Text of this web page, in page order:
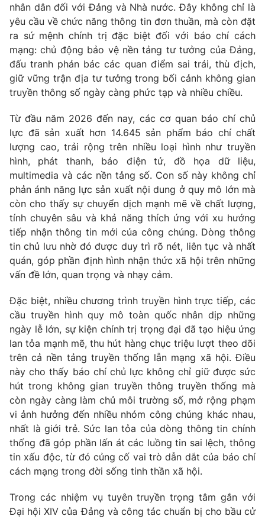
Theo dõi báo trên
Cơ quan chủ quản:Đài Truyền hình Việt Nam
Cơ quan báo chí:Thời báo VTV
Giấy phép hoạt động báo in và báo điện tử số 483/GP-BTTTT
Tổng Biên tập: Vũ Thanh Thủy
Phó Tổng Biên tập:
Nguyễn Thị Mỹ Hạnh, Phạm Quốc Thắng,
Nguyễn Trọng Ninh
Tổng đài VTV:
024.38 355 931 - 024.38 355 932
Ðiện thoại Thời báo VTV:
024.66 897 897
Email:toasoan@vtv.vn
Liên hệ quảng cáo: 024-7300.7108
® Cấm sao chép dưới mọi hình thức nếu không có sự chấp
thuận bằng văn bản. Ghi rõ nguồn VTV.vn khi phát hành lại
thông tin từ website này.
nhân dân đối với Đảng và Nhà nước. Đây không chỉ là
yêu cầu về chức năng thông tin đơn thuần, mà còn đặt
ra sứ mệnh chính trị đặc biệt đối với báo chí cách
mạng: chủ động bảo vệ nền tảng tư tưởng của Đảng,
đấu tranh phản bác các quan điểm sai trái, thù địch,
giữ vững trận địa tư tưởng trong bối cảnh không gian
truyền thông số ngày càng phức tạp và nhiều chiều.
Từ đầu năm 2026 đến nay, các cơ quan báo chí chủ
lực đã sản xuất hơn 14.645 sản phẩm báo chí chất
lượng cao, trải rộng trên nhiều loại hình như truyền
hình, phát thanh, báo điện tử, đồ họa dữ liệu,
multimedia và các nền tảng số. Con số này không chỉ
phản ánh năng lực sản xuất nội dung ở quy mô lớn mà
còn cho thấy sự chuyển dịch mạnh mẽ về chất lượng,
tính chuyên sâu và khả năng thích ứng với xu hướng
tiếp nhận thông tin mới của công chúng. Dòng thông
tin chủ lưu nhờ đó được duy trì rõ nét, liên tục và nhất
quán, góp phần định hình nhận thức xã hội trên những
vấn đề lớn, quan trọng và nhạy cảm.
Đặc biệt, nhiều chương trình truyền hình trực tiếp, các
cầu truyền hình quy mô toàn quốc nhân dịp những
ngày lễ lớn, sự kiện chính trị trọng đại đã tạo hiệu ứng
lan tỏa mạnh mẽ, thu hút hàng chục triệu lượt theo dõi
trên cả nền tảng truyền thống lẫn mạng xã hội. Điều
này cho thấy báo chí chủ lực không chỉ giữ được sức
hút trong không gian truyền thông truyền thống mà
còn ngày càng làm chủ môi trường số, mở rộng phạm
vi ảnh hưởng đến nhiều nhóm công chúng khác nhau,
nhất là giới trẻ. Sức lan tỏa của dòng thông tin chính
thống đã góp phần lấn át các luồng tin sai lệch, thông
tin xấu độc, từ đó củng cố vai trò dẫn dắt của báo chí
cách mạng trong đời sống tinh thần xã hội.
Trong các nhiệm vụ tuyên truyền trọng tâm gắn với
Đại hội XIV của Đảng và công tác chuẩn bị cho bầu cử